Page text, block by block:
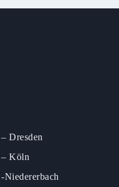
Dresden
Köln
Niedererbach